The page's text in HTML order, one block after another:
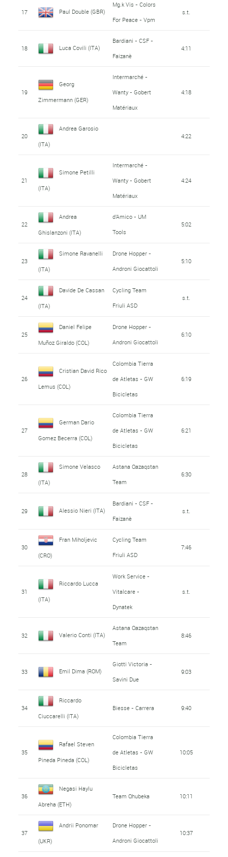
17 Paul Double (GBR)
Mg.k Vis - Colors
For Peace - Vpm
s.t.
18 Luca Covili (ITA)
Bardiani - CSF -
Faizanè
4:11
19
Georg
Zimmermann (GER)
Intermarché -
Wanty - Gobert
Matériaux
4:18
20
Andrea Garosio
(ITA)
4:22
21
Simone Petilli
(ITA)
Intermarché -
Wanty - Gobert
Matériaux
4:24
22
Andrea
Ghislanzoni (ITA)
d'Amico - UM
Tools
5:02
23
Simone Ravanelli
(ITA)
Drone Hopper -
Androni Giocattoli
5:10
24
Davide De Cassan
(ITA)
Cycling Team
Friuli ASD
s.t.
25
Daniel Felipe
Muñoz Giraldo (COL)
Drone Hopper -
Androni Giocattoli
6:10
26
Cristian David Rico
Lemus (COL)
Colombia Tierra
de Atletas - GW
Bicicletas
6:19
27
German Dario
Gomez Becerra (COL)
Colombia Tierra
de Atletas - GW
Bicicletas
6:21
28
Simone Velasco
(ITA)
Astana Qazaqstan
Team
6:30
29 Alessio Nieri (ITA)
Bardiani - CSF -
Faizanè
s.t.
30
Fran Miholjevic
(CRO)
Cycling Team
Friuli ASD
7:46
31
Riccardo Lucca
(ITA)
Work Service -
Vitalcare -
Dynatek
s.t.
32 Valerio Conti (ITA)
Astana Qazaqstan
Team
8:46
33 Emil Dima (ROM)
Giotti Victoria -
Savini Due
9:03
34
Riccardo
Ciuccarelli (ITA)
Biesse - Carrera 9:40
35
Rafael Steven
Pineda Pineda (COL)
Colombia Tierra
de Atletas - GW
Bicicletas
10:05
36
Negasi Haylu
Abreha (ETH)
Team Qhubeka 10:11
37
Andrii Ponomar
(UKR)
Drone Hopper -
Androni Giocattoli
10:37